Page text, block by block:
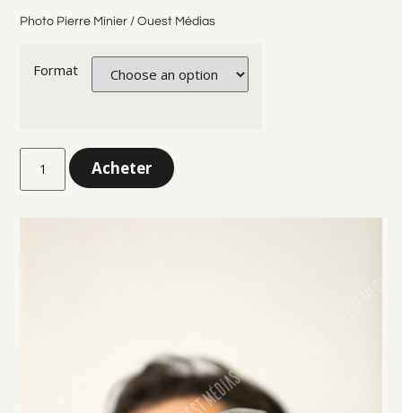
Photo Pierre Minier / Ouest Médias
Format
Acheter